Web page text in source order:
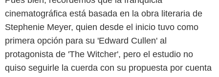
cinematográfica está basada en la obra literaria de
Stephenie Meyer, quien desde el inicio tuvo como
primera opción para su 'Edward Cullen' al
protagonista de 'The Witcher', pero el estudio no
quiso seguirle la cuerda con su propuesta por cuenta